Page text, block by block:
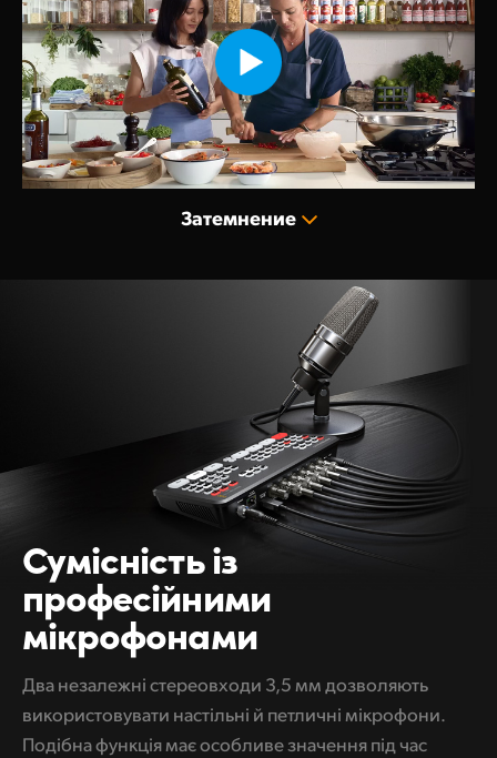
Затемнение
Сумісність із
професійними
мікрофонами
Два незалежні стереовходи 3,5 мм дозволяють
використовувати настільні й петличні мікрофони.
Подібна функція має особливе значення під час